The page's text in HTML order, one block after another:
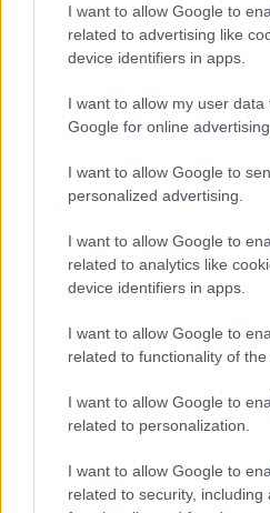
I want to allow Google to
related to advertising like
device identifiers in apps.
I want to allow my user data
Google for online
I want to allow Google to
personalized advertising.
I want to allow Google to
related to analytics like
device identifiers in apps.
I want to allow Google to
related to functionality of the
I want to allow Google to
related to personalization.
I want to allow Google to
related to security, including
Tizenegy meglévő csomópontot
különszintű csomópontot hoz létre
bővítésénél.
Új
csomópont
iskoláját
Látványos
Paks II.: Mit
mérföldköve